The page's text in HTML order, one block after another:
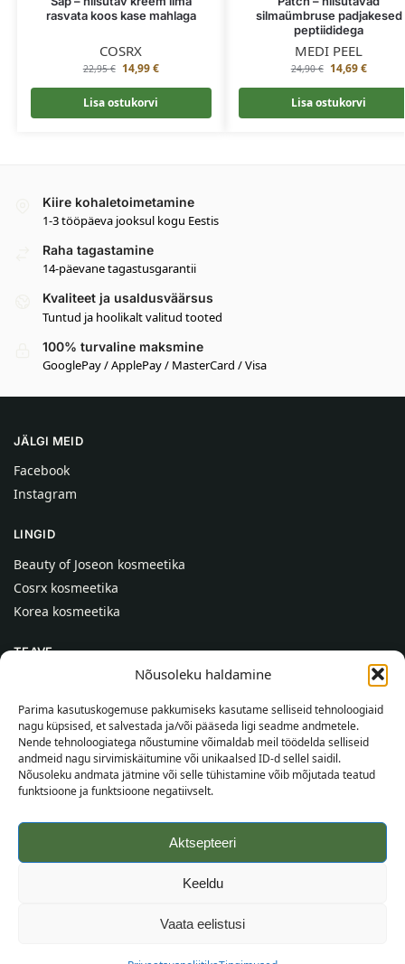
Nõusoleku haldamine
Parima kasutuskogemuse pakkumiseks kasutame selliseid tehnoloogiaid
nagu küpsised, et salvestada ja/või pääseda ligi seadme andmetele.
Nende tehnoloogiatega nõustumine võimaldab meil töödelda selliseid
andmeid nagu sirvimiskäitumine või unikaalsed ID-d sellel saidil.
Nõusoleku andmata jätmine või selle tühistamine võib mõjutada teatud
funktsioone ja funktsioone negatiivselt.
Aktsepteeri
Keeldu
Vaata eelistusi
rasvata koos kase mahlaga
COSRX
22,95€ 14,99€
Lisa ostukorvi
silmaümbruse padjakesed
peptiididega
MEDI PEEL
24,90€ 14,69€
Lisa ostukorvi
Kiire kohaletoimetamine
1-3 tööpäeva jooksul kogu Eestis
Raha tagastamine
14-päevane tagastusgarantii
Kvaliteet ja usaldusväärsus
Tuntud ja hoolikalt valitud tooted
100% turvaline maksmine
GooglePay / ApplePay / MasterCard / Visa
JÄLGI MEID
Facebook
Instagram
LINGID
Beauty of Joseon kosmeetika
Cosrx kosmeetika
Korea kosmeetika
TEAVE
Kontaktid
Abi
TEAVE OSTJALE
Tarnetingimused
Tingimused
Veebikaart